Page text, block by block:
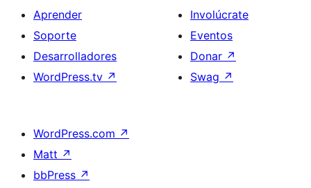
Aprender
Soporte
Desarrolladores
WordPress.tv ↗
Involúcrate
Eventos
Donar ↗
Swag ↗
WordPress.com ↗
Matt ↗
bbPress ↗